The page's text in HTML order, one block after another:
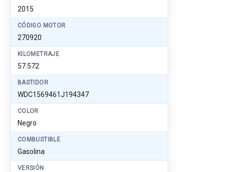
2015
CÓDIGO MOTOR
270920
KILOMETRAJE
57.572
BASTIDOR
WDC1569461J194347
COLOR
Negro
COMBUSTIBLE
Gasolina
VERSIÓN